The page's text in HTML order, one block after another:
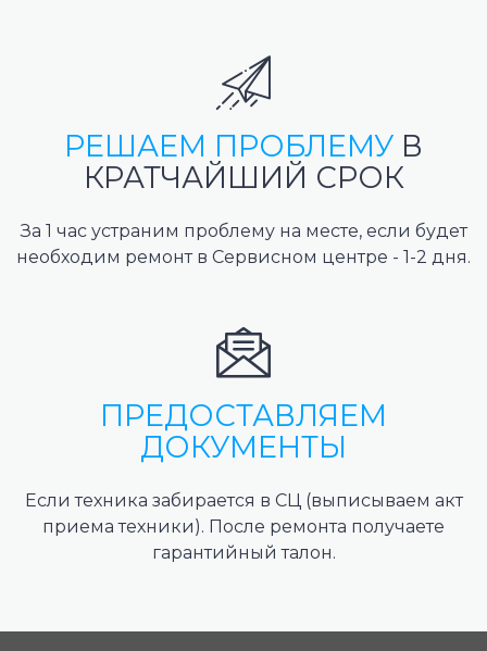
РЕШАЕМ ПРОБЛЕМУ В
КРАТЧАЙШИЙ СРОК
За 1 час устраним проблему на месте, если будет
необходим ремонт в Сервисном центре - 1-2 дня.
ПРЕДОСТАВЛЯЕМ
ДОКУМЕНТЫ
Если техника забирается в СЦ (выписываем акт
приема техники). После ремонта получаете
гарантийный талон.